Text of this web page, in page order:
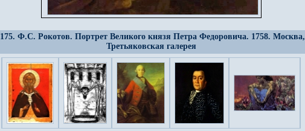
175. Ф.С. Рокотов. Портрет Великого князя Петра Федоровича. 1758. Москва,
Третьяковская галерея